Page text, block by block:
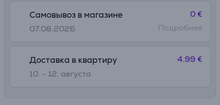
Самовывоз в магазине
07.08.2026
0 €
Подробнее
Доставка в квартиру
10. - 12. августа
4.99 €